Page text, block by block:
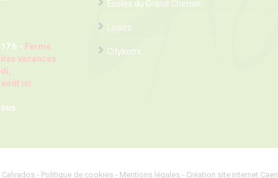
h - Fermé
vacances
ici
Écoles du Grand Chemin
Loisirs
Citykomi
- Politique de cookies - Mentions légales - Création site internet Caen